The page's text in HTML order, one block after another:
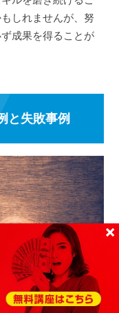
しれませんが、努
成果を得ることが
と失敗事例
×